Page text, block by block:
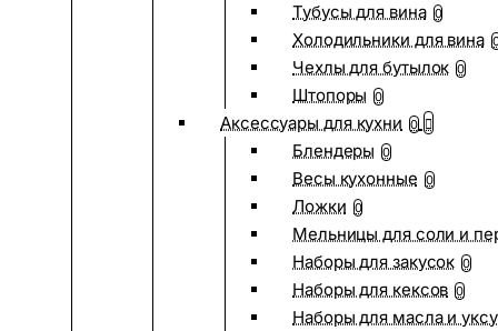
Тубусы для вина 0
Холодильники для вина
Чехлы для бутылок 0
Штопоры 0
Аксессуары для кухни 0
Блендеры 0
Весы кухонные 0
Ложки 0
Мельницы для соли и
Наборы для закусок 0
Наборы для кексов 0
Наборы для масла и